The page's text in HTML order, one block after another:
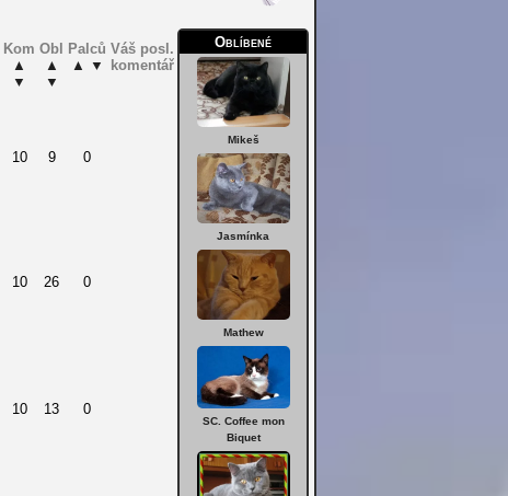
Oblíbené
Mikeš
Jasmínka
Mathew
SC. Coffee mon
Biquet
Kom
▲
▼
Obl
▲
▼
Palců
▲ ▼
Váš posl.
komentář
10 9 0
10 26 0
10 13 0